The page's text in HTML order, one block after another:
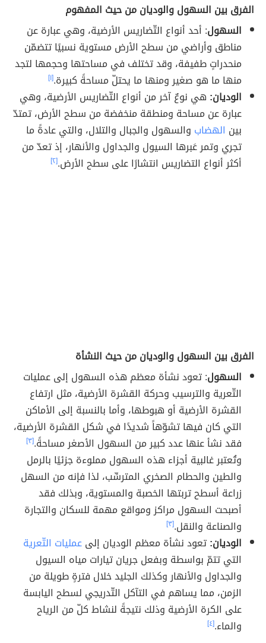
الفرق بين السهول والوديان من حيث المفهوم
السهول: أحد أنواع التّضاريس الأرضية، وهي عبارة عن
مناطق وأراضي من سطح الأرض مستوية نسبيًا تتضمّن
منحدراتٍ طفيفة، وقد تختلف في مساحتها وحجمها لتجد
منها ما هو صغير ومنها ما يحتلّ مساحةً كبيرة.[١]
الوديان: هي نوعٌ آخر من أنواع التّضاريس الأرضية، وهي
عبارة عن مساحة ومنطقة منخفضة من سطح الأرض، تمتدّ
بين الهضاب والسهول والجبال والتلال، والتي عادةً ما
تجري وتمر عَبرها السيول والجداول والأنهار، إذ تعدّ من
أكثر أنواع التضاريس انتشارًا على سطح الأرض.[٢]
الفرق بين السهول والوديان من حيث النشأة
السهول: تعود نشأة معظم هذه السهول إلى عمليات
التّعرية والترسيب وحركة القشرة الأرضية، مثل ارتفاع
القشرة الأرضية أو هبوطها، وأما بالنسبة إلى الأماكن
التي كان فيها تشوّهاً شديدًا في شكل القشرة الأرضية،
فقد نشأ عنها عدد كبير من السهول الأصغر مساحةً.[٣]
وتُعتبر غالبية أجزاء هذه السهول مملوءة جزئيًا بالرمل
والطين والحطام الصخري المترسِّب، لذا فإنه من السهل
زراعة أسطح تربتها الخصبة والمستوية، وبذلك فقد
أصبحت السهول مراكز ومواقع مهمة للسكان والتجارة
والصناعة والنقل.[٣]
الوديان:تعود نشأة معظم الوديان إلىعمليات التّعرية
التي تتمّ بواسطة وبفعل جريان تيارات مياه السيول
والجداول والأنهار وكذلك الجليد خلال فترةٍ طويلة من
الزمن، مما يساهم في التآكل التّدريجي لسطح اليابسة
على الكرة الأرضية وذلك نتيجةً لنشاط كلّ من الرياح
والماء.[٤]